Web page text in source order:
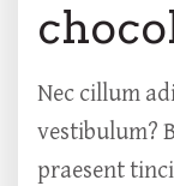
Nec cillum
vestibulum?
praesent